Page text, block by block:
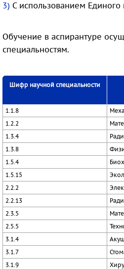
С использованием
Обучение в аспирантуре
специальностям.
Шифр научной специальности
1.1.8
1.2.2
1.3.4
1.3.8
1.5.4
1.5.15
2.2.2
2.2.13
2.3.5
2.5.5
3.1.4
3.1.7
3.1.9